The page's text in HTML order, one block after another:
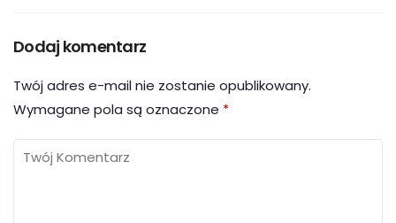
Dodaj komentarz
Twój adres e-mail nie zostanie opublikowany.
Wymagane pola są oznaczone *